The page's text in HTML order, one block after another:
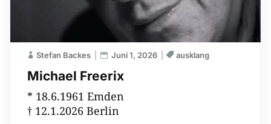
Michael Freerix
Stefan Backes Juni 1, 2026 ausklang
* 18.6.1961 Emden
† 12.1.2026 Berlin